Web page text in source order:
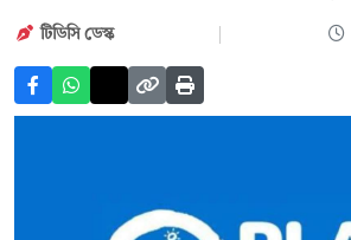
টিডিসি ডেস্ক